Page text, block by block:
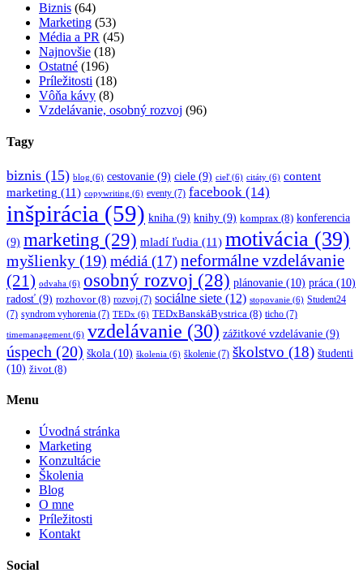
Biznis (64)
Marketing (53)
Média a PR (45)
Najnovšie (18)
Ostatné (196)
Príležitosti (18)
Vôňa kávy (8)
Vzdelávanie, osobný rozvoj (96)
Tagy
biznis (15) blog (6) cestovanie (9) ciele (9) cieľ(6) citáty (6) content
marketing (11) copywriting (6) eventy (7) facebook (14)
inšpirácia (59) kniha (9) knihy (9) komprax (8) konferencia
(9) marketing (29) mladí ľudia (11) motivácia (39)
myšlienky (19) médiá (17)neformálne vzdelávanie
(21) odvaha (6) osobný rozvoj (28) plánovanie (10) práca (10)
radosť (9) rozhovor(8) rozvoj (7) sociálne siete (12) stopovanie (6) Student24
(7) syndrom vyhorenia (7) TEDx (6) TEDxBanskáBystrica (8) ticho (7)
timemanagement (6) vzdelávanie (30) zážitkové vzdelávanie (9)
úspech (20) škola (10) školenia (6) školenie (7) školstvo (18) študenti
(10) život (8)
Menu
Úvodná stránka
Marketing
Konzultácie
Školenia
Blog
O mne
Príležitosti
Kontakt
Social